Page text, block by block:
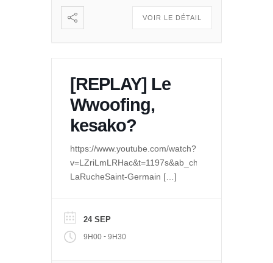
VOIR LE DÉTAIL
[REPLAY] Le
Wwoofing,
kesako?
https://www.youtube.com/watch?
LaRucheSaint-Germain […]
24 SEP
9H00 - 9H30